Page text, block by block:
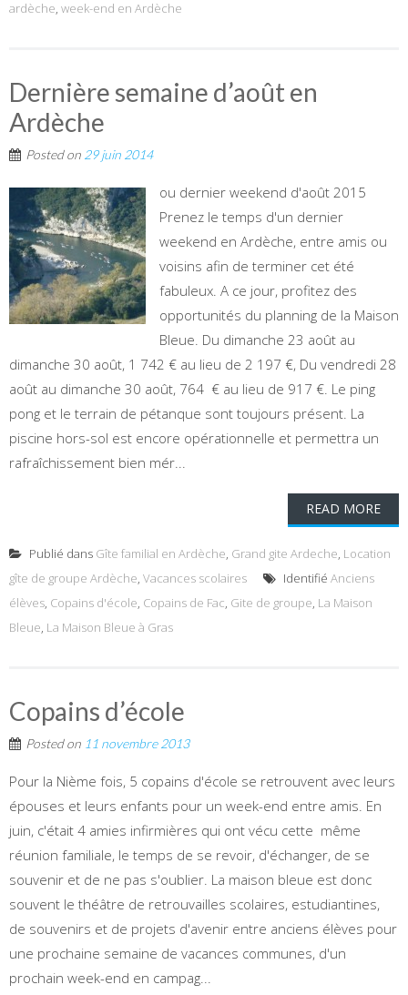
ardèche, week-end en Ardèche
Dernière semaine d’août en
Ardèche
Posted on 29 juin 2014
ou dernier weekend d'août 2015
Prenez le temps d'un dernier
weekend en Ardèche, entre amis ou
voisins afin de terminer cet été
fabuleux. A ce jour, profitez des
opportunités du planning de la Maison
Bleue. Du dimanche 23 août au
dimanche 30 août, 1 742 € au lieu de 2 197 €, Du vendredi 28
août au dimanche 30 août, 764 € au lieu de 917 €. Le ping
pong et le terrain de pétanque sont toujours présent. La
piscine hors-sol est encore opérationnelle et permettra un
rafraîchissement bien mér...
READ MORE
Publié dans Gîte familial en Ardèche, Grand gite Ardeche, Location
gîte de groupe Ardèche, Vacances scolaires Identifié Anciens
élèves, Copains d'école, Copains de Fac, Gite de groupe, La Maison
Bleue, La Maison Bleue à Gras
Copains d’école
Posted on 11 novembre 2013
Pour la Nième fois, 5 copains d'école se retrouvent avec leurs
épouses et leurs enfants pour un week-end entre amis. En
juin, c'était 4 amies infirmières qui ont vécu cette même
réunion familiale, le temps de se revoir, d'échanger, de se
souvenir et de ne pas s'oublier. La maison bleue est donc
souvent le théâtre de retrouvailles scolaires, estudiantines,
de souvenirs et de projets d'avenir entre anciens élèves pour
une prochaine semaine de vacances communes, d'un
prochain week-end en campag...